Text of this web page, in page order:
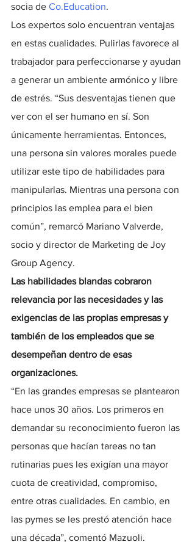
socia de Co.Education.
Los expertos solo encuentran ventajas
en estas cualidades. Pulirlas favorece al
trabajador para perfeccionarse y ayudan
a generar un ambiente armónico y libre
de estrés. “Sus desventajas tienen que
ver con el ser humano en sí. Son
únicamente herramientas. Entonces,
una persona sin valores morales puede
utilizar este tipo de habilidades para
manipularlas. Mientras una persona con
principios las emplea para el bien
común”, remarcó Mariano Valverde,
socio y director de Marketing de Joy
Group Agency.
Las habilidades blandas cobraron
relevancia por las necesidades y las
exigencias de las propias empresas y
también de los empleados que se
desempeñan dentro de esas
organizaciones.
“En las grandes empresas se plantearon
hace unos 30 años. Los primeros en
demandar su reconocimiento fueron las
personas que hacían tareas no tan
rutinarias pues les exigían una mayor
cuota de creatividad, compromiso,
entre otras cualidades. En cambio, en
las pymes se les prestó atención hace
una década”, comentó Mazuoli.